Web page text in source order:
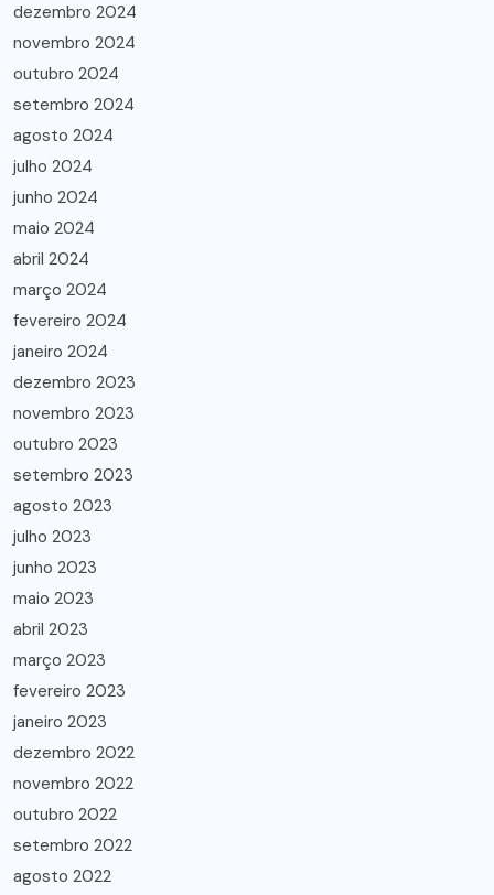
dezembro 2024
novembro 2024
outubro 2024
setembro 2024
agosto 2024
julho 2024
junho 2024
maio 2024
abril 2024
março 2024
fevereiro 2024
janeiro 2024
dezembro 2023
novembro 2023
outubro 2023
setembro 2023
agosto 2023
julho 2023
junho 2023
maio 2023
abril 2023
março 2023
fevereiro 2023
janeiro 2023
dezembro 2022
novembro 2022
outubro 2022
setembro 2022
agosto 2022